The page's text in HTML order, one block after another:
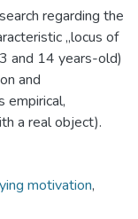
regarding the
„locus of
and 14 years-old)
and
empirical,
a real object).
motivation,